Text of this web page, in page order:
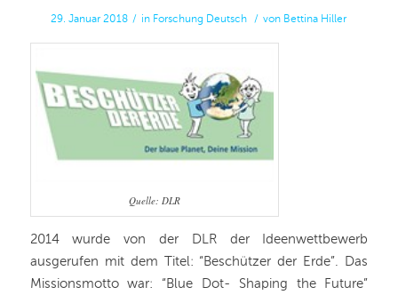
29. Januar 2018 / in Forschung Deutsch / von Bettina Hiller
Quelle: DLR
2014 wurde von der DLR der Ideenwettbewerb
ausgerufen mit dem Titel: “Beschützer der Erde”. Das
Missionsmotto war: “Blue Dot- Shaping the Future”